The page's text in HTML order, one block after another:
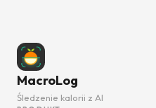
MacroLog
Śledzenie kalorii z AI